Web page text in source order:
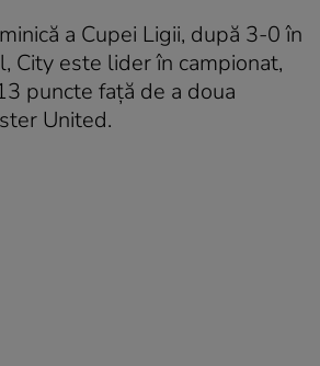
a Cupei Ligii, după 3-0 în
City este lider în campionat,
puncte faţă de a doua
United.